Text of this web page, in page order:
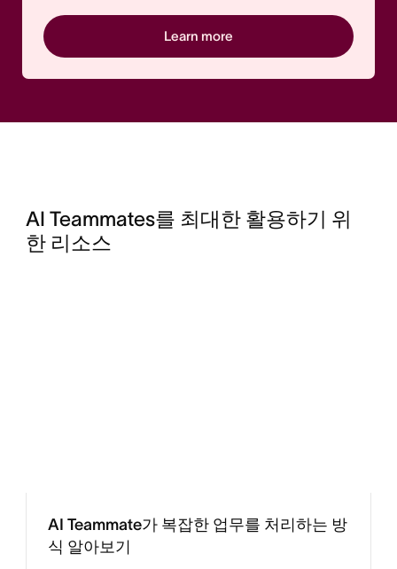
Learn more
AI Teammates를 최대한 활용하기 위
한 리소스
AI Teammate가 복잡한 업무를 처리하는 방
식 알아보기